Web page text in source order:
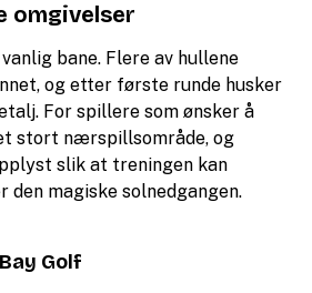
omgivelser
bane. Flere av hullene
og etter første runde husker
For spillere som ønsker å
stort nærspillsområde, og
slik at treningen kan
magiske solnedgangen.
Golf